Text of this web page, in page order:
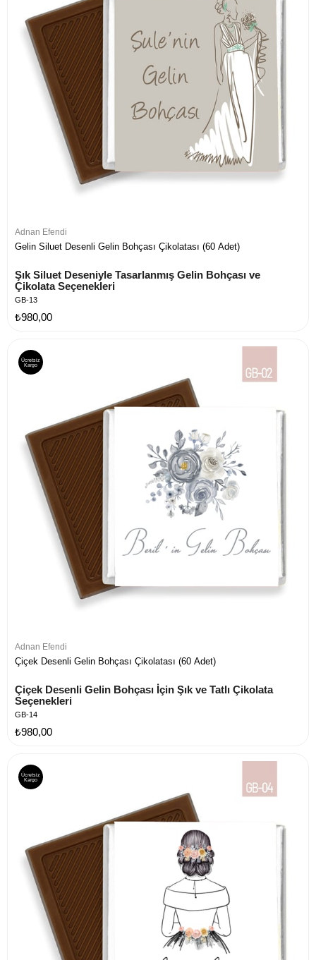
Adnan Efendi
Gelin Siluet Desenli Gelin Bohçası Çikolatası (60 Adet)
Şık Siluet Deseniyle Tasarlanmış Gelin Bohçası ve
Çikolata Seçenekleri
GB-13
₺980,00
Adnan Efendi
Çiçek Desenli Gelin Bohçası Çikolatası (60 Adet)
Çiçek Desenli Gelin Bohçası İçin Şık ve Tatlı Çikolata
Seçenekleri
GB-14
₺980,00
Ücretsiz
Kargo
Ücretsiz
Kargo